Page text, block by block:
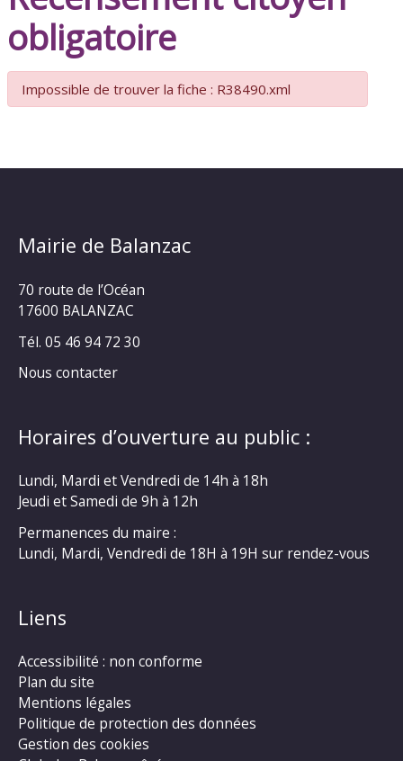
obligatoire
Impossible de trouver la fiche : R38490.xml
Mairie de Balanzac
70 route de l’Océan
17600 BALANZAC
Tél. 05 46 94 72 30
Nous contacter
Horaires d’ouverture au public :
Lundi, Mardi et Vendredi de 14h à 18h
Jeudi et Samedi de 9h à 12h
Permanences du maire :
Lundi, Mardi, Vendredi de 18H à 19H sur rendez-vous
Liens
Accessibilité : non conforme
Plan du site
Mentions légales
Politique de protection des données
Gestion des cookies